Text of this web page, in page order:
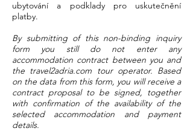
ubytování a podklady pro uskutečnění
platby.
By submitting of this non-binding inquiry
form you still do not enter any
accommodation contract between you and
the travel2adria.com tour operator. Based
on the data from this form, you will receive a
contract proposal to be signed, together
with confirmation of the availability of the
selected accommodation and payment
details.